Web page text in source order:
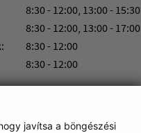
javítsa a böngészési
8:30 - 12:00, 13:00 - 15:30
8:30 - 12:00, 13:00 - 17:00
8:30 - 12:00
8:30 - 12:00